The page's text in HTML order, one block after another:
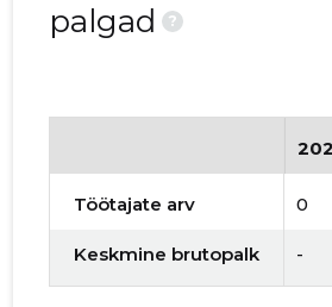
palgad
?
Töötajate arv 0
Keskmine brutopalk -